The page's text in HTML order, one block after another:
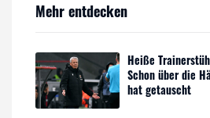
Mehr entdecken
Heiße
Schon über die
hat getauscht